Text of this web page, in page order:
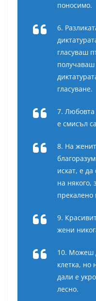
поносимо.
6.
гласуваш
получаваш
гласуване.
7. Любовта
е смисъл
8. На
искат, е
на някого,
прекалено
9.
жени
10. Можеш
клетка, но
дали е
лесно.